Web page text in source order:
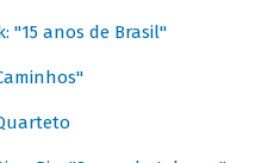
"15 anos de Brasil"